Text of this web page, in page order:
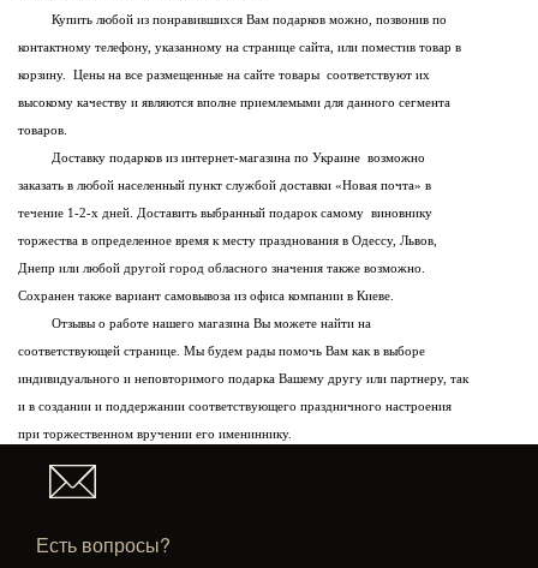
Купить любой из понравившихся Вам подарков можно, позвонив по
контактному телефону, указанному на странице сайта, или поместив товар в
корзину. Цены на все размещенные на сайте товары соответствуют их
высокому качеству и являются вполне приемлемыми для данного сегмента
товаров.
Доставку подарков из интернет-магазина по Украине возможно
заказать в любой населенный пункт службой доставки «Новая почта» в
течение 1-2-х дней. Доставить выбранный подарок самому виновнику
торжества в определенное время к месту празднования в Одессу, Львов,
Днепр или любой другой город обласного значения также возможно.
Сохранен также вариант самовывоза из офиса компании в Киеве.
Отзывы о работе нашего магазина Вы можете найти на
соответствующей странице. Мы будем рады помочь Вам как в выборе
индивидуального и неповторимого подарка Вашему другу или партнеру, так
и в создании и поддержании соответствующего праздничного настроения
при торжественном вручении его имениннику.
Есть вопросы?